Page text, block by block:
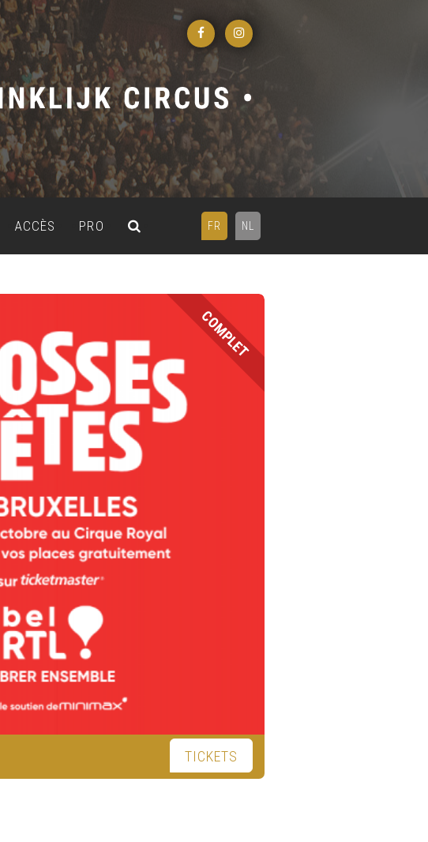
FR NL
ACCÈS PRO
COMPLET
TICKETS